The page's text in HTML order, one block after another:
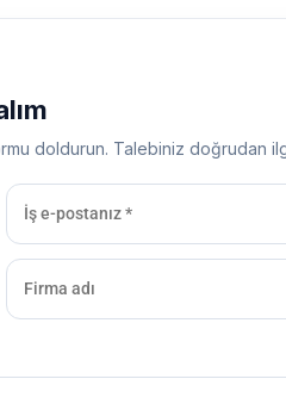
doldurun. Talebiniz doğrudan